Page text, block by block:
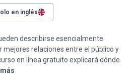
en inglés
describirse esencialmente
relaciones entre el público y
en línea gratuito explicará dónde